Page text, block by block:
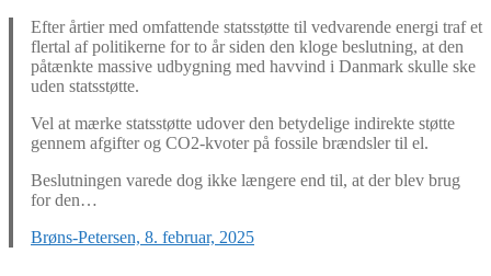
Efter årtier med omfattende statsstøtte til vedvarende energi traf et
flertal af politikerne for to år siden den kloge beslutning, at den
påtænkte massive udbygning med havvind i Danmark skulle ske
uden statsstøtte.
Vel at mærke statsstøtte udover den betydelige indirekte støtte
gennem afgifter og CO2-kvoter på fossile brændsler til el.
Beslutningen varede dog ikke længere end til, at der blev brug
for den…
Brøns-Petersen, 8. februar, 2025